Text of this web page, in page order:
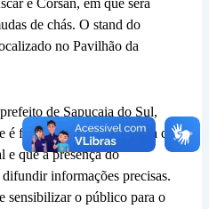
e Corsan, em que será
de chás. O stand do
no Pavilhão da
de Sapucaia do Sul,
é fundamental unir a pauta da
e que a presença do
informações precisas.
sensibilizar o público para o